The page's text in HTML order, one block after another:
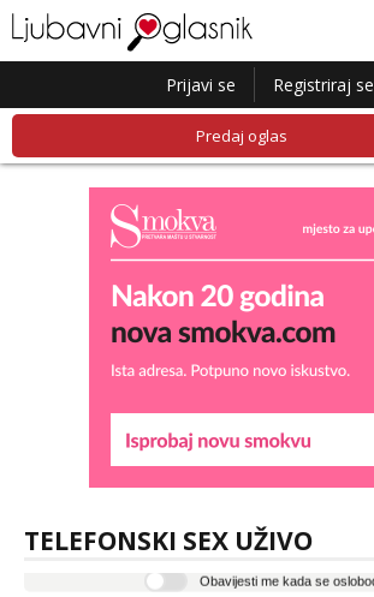
Prijavi se Registriraj se
Predaj oglas
TELEFONSKI SEX UŽIVO
Liliana
Razgovaram :)
tel:0,93€ - mob:1,12€ min